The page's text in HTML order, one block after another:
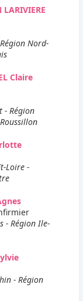
LARIVIERE
Nord-
Claire
- Région
Loire -
- Région Ile-
- Région